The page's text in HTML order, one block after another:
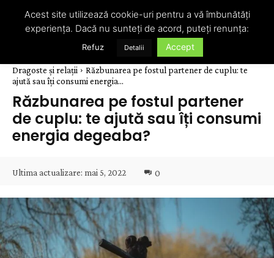
Dragoste și relații
Răzbunarea pe fostul partener de cuplu: te
ajută sau îți consumi energia...
Răzbunarea pe fostul partener
de cuplu: te ajută sau îți consumi
energia degeaba?
Ultima actualizare: mai 5, 2022 0
Acest site utilizează cookie-uri pentru a vă îmbunătăți
experiența. Dacă nu sunteți de acord, puteți renunța:
Refuz Detalii Accept